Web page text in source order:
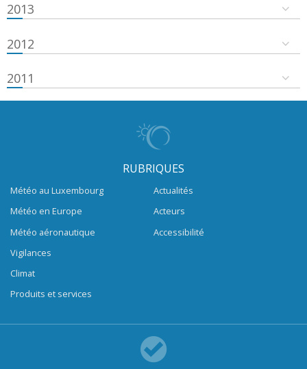
2013
2012
2011
RUBRIQUES
Météo au Luxembourg
Météo en Europe
Météo aéronautique
Vigilances
Climat
Produits et services
Actualités
Acteurs
Accessibilité